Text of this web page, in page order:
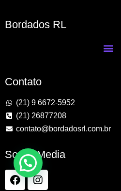
Bordados RL
Contato
(21) 9 6672-5952
(21) 26877208
contato@bordadosrl.com.br
Social Media